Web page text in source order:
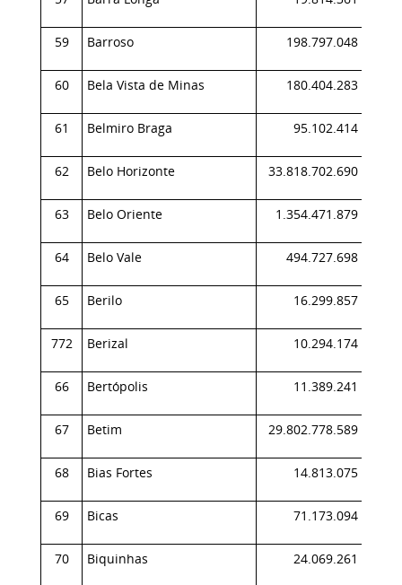
59 Barroso 198.797.048
60 Bela Vista de Minas 180.404.283
61 Belmiro Braga 95.102.414
62 Belo Horizonte 33.818.702.690
63 Belo Oriente 1.354.471.879
64 Belo Vale 494.727.698
65 Berilo 16.299.857
772 Berizal 10.294.174
66 Bertópolis 11.389.241
67 Betim 29.802.778.589
68 Bias Fortes 14.813.075
69 Bicas 71.173.094
70 Biquinhas 24.069.261